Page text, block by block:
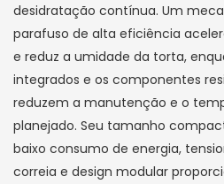
desidratação contínua. Um
parafuso de alta eficiência
e reduz a umidade da torta,
integrados e os componentes
reduzem a manutenção e o
planejado. Seu tamanho
baixo consumo de energia,
correia e design modular